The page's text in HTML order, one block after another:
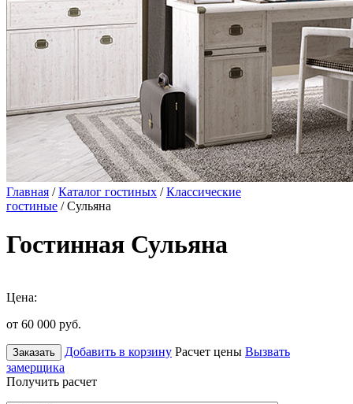
Главная /Каталог гостиных /Классические
гостиные / Сульяна
Гостинная Сульяна
Цена:
от 60 000 руб.
Заказать Добавить в корзину Расчет цены Вызвать
замерщика
Получить расчет